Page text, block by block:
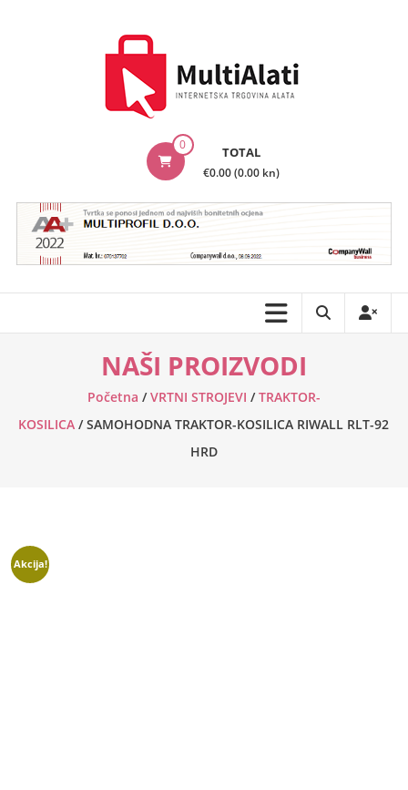
Internetska
trgovina
alata
0 TOTAL
€0.00 (0.00 kn)
NAŠI PROIZVODI
Početna /VRTNI STROJEVI /TRAKTOR-
KOSILICA / SAMOHODNA TRAKTOR-KOSILICA RIWALL RLT-92
HRD
Akcija!